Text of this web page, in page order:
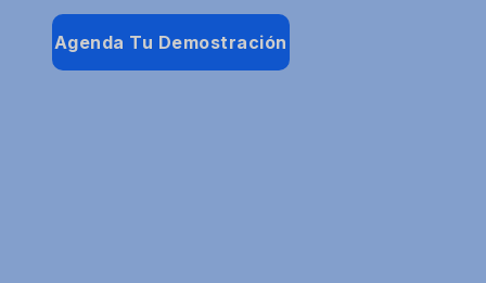
Agenda Tu Demostración